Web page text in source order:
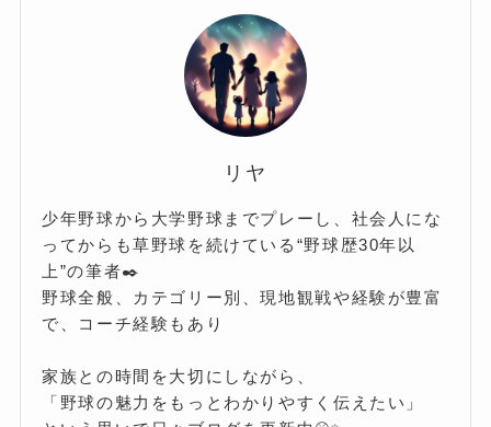
リヤ
少年野球から大学野球までプレーし、社会人にな
ってからも草野球を続けている“野球歴30年以
上”の筆者✒️
野球全般、カテゴリー別、現地観戦や経験が豊富
で、コーチ経験もあり
家族との時間を大切にしながら、
「野球の魅力をもっとわかりやすく伝えたい」